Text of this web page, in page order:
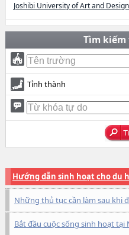
Joshibi University of Art and Design
Tìm
Tỉnh thành
Hướng dẫn sinh hoạt cho du
Những thủ tục cần làm sau khi
Bắt đầu cuộc sống sinh hoạt tại